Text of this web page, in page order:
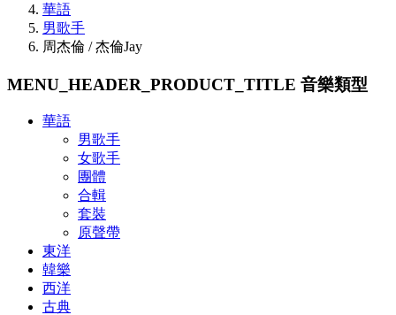
華語
男歌手
周杰倫 / 杰倫Jay
MENU_HEADER_PRODUCT_TITLE 音樂類型
華語
男歌手
女歌手
團體
合輯
套裝
原聲帶
東洋
韓樂
西洋
古典